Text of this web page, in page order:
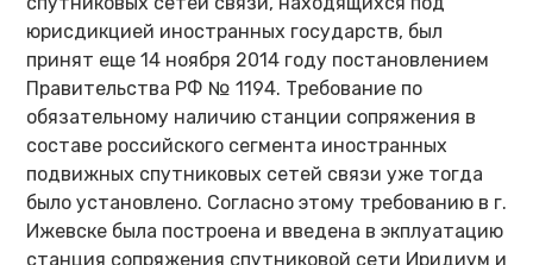
юрисдикцией иностранных государств, был
принят еще 14 ноября 2014 году постановлением
Правительства РФ № 1194. Требование по
обязательному наличию станции сопряжения в
составе российского сегмента иностранных
подвижных спутниковых сетей связи уже тогда
было установлено. Согласно этому требованию в г.
Ижевске была построена и введена в экплуатацию
станция сопряжения спутниковой сети Иридиум и